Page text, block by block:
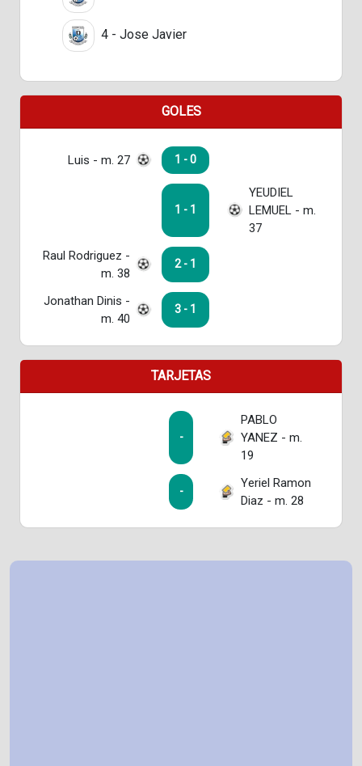
4 - Jose Javier
GOLES
Luis - m. 27 1 - 0
1 - 1
YEUDIEL
LEMUEL - m.
37
Raul Rodriguez -
m. 38
2 - 1
Jonathan Dinis -
m. 40
3 - 1
TARJETAS
-
PABLO
YANEZ - m.
19
-
Yeriel Ramon
Diaz - m. 28